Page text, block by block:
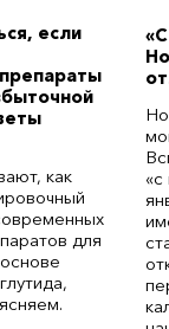
если
как
для
«с